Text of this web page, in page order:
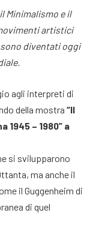
Minimalismo e il
artistici
diventati oggi
agli interpreti di
della mostra “Il
1945 – 1980” a
si svilupparono
ma anche il
il Guggenheim di
di quel